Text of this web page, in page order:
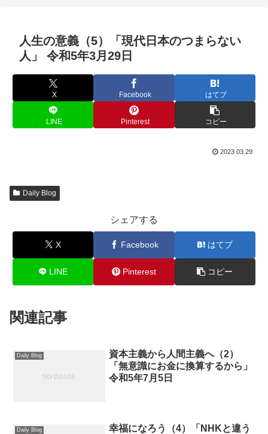
人生の意義（5）「現代日本のつまらない
人」 令和5年3月29日
X Facebook はてブ
LINE Pinterest コピー
2023.03.29
Daily Blog
シェアする
X Facebook はてブ
LINE Pinterest コピー
関連記事
Daily Blog
資本主義から人間主義へ（2）
「無意識にお金に換算するから」
令和5年7月5日
Daily Blog
幸福になろう（4）「NHKと違う